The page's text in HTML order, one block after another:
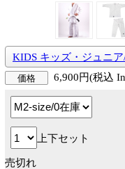
KIDS キッズ・ジュニ
価格 6,900円(税込
上下セット
売切れ